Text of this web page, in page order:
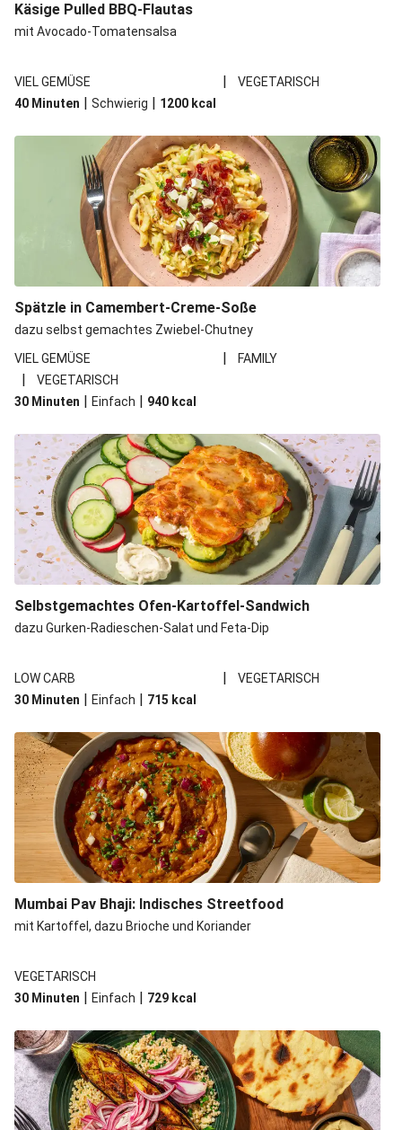
Käsige Pulled BBQ-Flautas
mit Avocado-Tomatensalsa
VIEL GEMÜSE |
VEGETARISCH
40 Minuten | Schwierig | 1200 kcal
Spätzle in Camembert-Creme-Soße
dazu selbst gemachtes Zwiebel-Chutney
VIEL GEMÜSE
| FAMILY
|
VEGETARISCH
30 Minuten | Einfach | 940 kcal
Selbstgemachtes Ofen-Kartoffel-Sandwich
dazu Gurken-Radieschen-Salat und Feta-Dip
LOW CARB |
VEGETARISCH
30 Minuten | Einfach | 715 kcal
Mumbai Pav Bhaji: Indisches Streetfood
mit Kartoffel, dazu Brioche und Koriander
VEGETARISCH
30 Minuten | Einfach | 729 kcal